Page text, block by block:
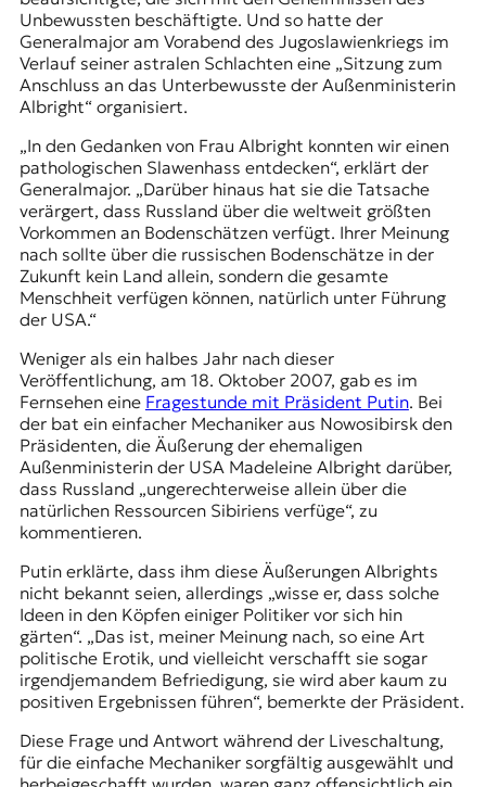
Unbewussten beschäftigte. Und so hatte der
Generalmajor am Vorabend des Jugoslawienkriegs im
Verlauf seiner astralen Schlachten eine „Sitzung zum
Anschluss an das Unterbewusste der Außenministerin
Albright“ organisiert.
„In den Gedanken von Frau Albright konnten wir einen
pathologischen Slawenhass entdecken“, erklärt der
Generalmajor. „Darüber hinaus hat sie die Tatsache
verärgert, dass Russland über die weltweit größten
Vorkommen an Bodenschätzen verfügt. Ihrer Meinung
nach sollte über die russischen Bodenschätze in der
Zukunft kein Land allein, sondern die gesamte
Menschheit verfügen können, natürlich unter Führung
der USA.“
Weniger als ein halbes Jahr nach dieser
Veröffentlichung, am 18. Oktober 2007, gab es im
Fernsehen eine Fragestunde mit Präsident Putin. Bei
der bat ein einfacher Mechaniker aus Nowosibirsk den
Präsidenten, die Äußerung der ehemaligen
Außenministerin der USA Madeleine Albright darüber,
dass Russland „ungerechterweise allein über die
natürlichen Ressourcen Sibiriens verfüge“, zu
kommentieren.
Putin erklärte, dass ihm diese Äußerungen Albrights
nicht bekannt seien, allerdings „wisse er, dass solche
Ideen in den Köpfen einiger Politiker vor sich hin
gärten“. „Das ist, meiner Meinung nach, so eine Art
politische Erotik, und vielleicht verschafft sie sogar
irgendjemandem Befriedigung, sie wird aber kaum zu
positiven Ergebnissen führen“, bemerkte der Präsident.
Diese Frage und Antwort während der Liveschaltung,
für die einfache Mechaniker sorgfältig ausgewählt und